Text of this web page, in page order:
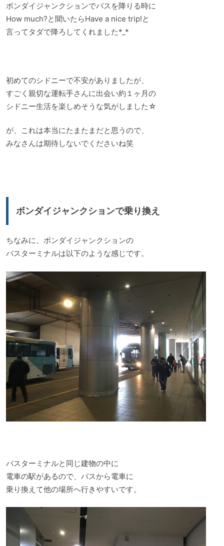
ボンダイジャンクションでバスを降りる時に
How much?と聞いたらHave a nice trip!と
言ってタダで降ろしてくれました*_*
初めてのシドニーで不安がありましたが、
すごく親切な運転手さんに出会い約１ヶ月の
シドニー生活を楽しめそうな気がしました☆
が、これは本当にたまたまだと思うので、
みなさんは期待しないでくださいね笑
ボンダイジャンクションで乗り換え
ちなみに、ボンダイジャンクションの
バスターミナルは以下のような感じです。
バスターミナルと同じ建物の中に
電車の駅があるので、バスから電車に
乗り換えて他の場所へ行きやすいです。